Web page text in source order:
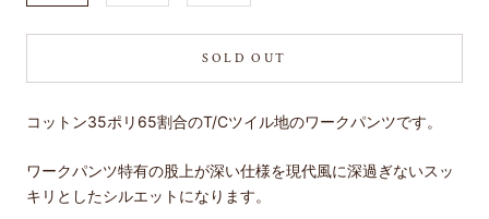
SOLD OUT
コットン35ポリ65割合のT/Cツイル地のワークパンツです。
ワークパンツ特有の股上が深い仕様を現代風に深過ぎないスッ
キリとしたシルエットになります。